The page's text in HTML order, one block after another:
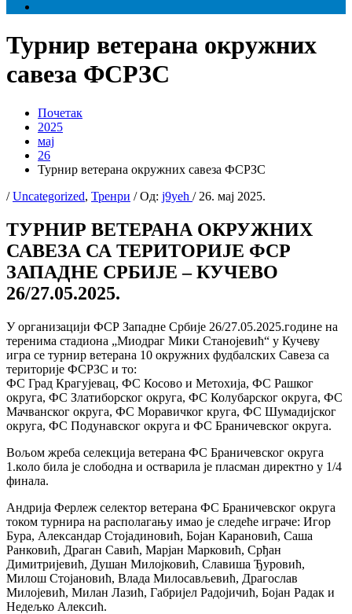
Турнир ветерана окружних
савеза ФСРЗС
Почетак
2025
мај
26
Турнир ветерана окружних савеза ФСРЗС
/Uncategorized, Тренри / Од: j9yeh / 26. мај 2025.
ТУРНИР ВЕТЕРАНА ОКРУЖНИХ
САВЕЗА СА ТЕРИТОРИЈЕ ФСР
ЗАПАДНЕ СРБИЈЕ – КУЧЕВО
26/27.05.2025.
У организацији ФСР Западне Србије 26/27.05.2025.године на
теренима стадиона „Миодраг Мики Станојевић“ у Кучеву
игра се турнир ветерана 10 окружних фудбалских Савеза са
територије ФСРЗС и то:
ФС Град Крагујевац, ФС Косово и Метохија, ФС Рашког
округа, ФС Златиборског округа, ФС Колубарског округа, ФС
Мачванског округа, ФС Моравичког круга, ФС Шумадијског
округа, ФС Подунавског округа и ФС Браничевског округа.
Вољом жреба селекција ветерана ФС Браничевског округа
1.коло била је слободна и остварила је пласман директно у 1/4
финала.
Андрија Ферлеж селектор ветерана ФС Браничевског округа
током турнира на располагању имао је следеће играче: Игор
Бура, Александар Стојадиновић, Бојан Карановић, Саша
Ранковић, Драган Савић, Марјан Марковић, Срђан
Димитријевић, Душан Милојковић, Славиша Ђуровић,
Милош Стојановић, Влада Милосављевић, Драгослав
Милојевић, Милан Лазић, Габријел Радојичић, Бојан Радак и
Недељко Алексић.